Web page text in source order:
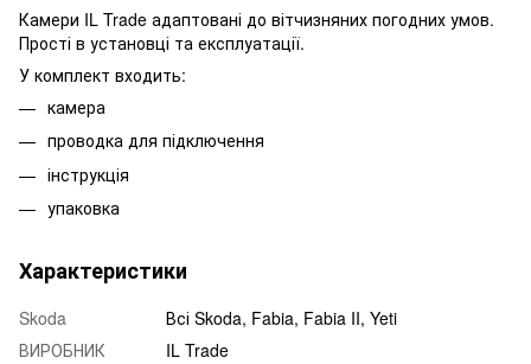
Камери IL Trade адаптовані до вітчизняних погодних умов.
Прості в установці та експлуатації.
У комплект входить:
камера
проводка для підключення
інструкція
упаковка
Характеристики
Skoda
Всі Skoda, Fabia, Fabia II, Yeti
ВИРОБНИК
IL Trade